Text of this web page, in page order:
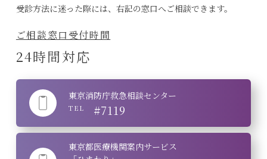
受診方法に迷った際には、右記の窓口へご相談できます。
ご相談窓口受付時間
24時間対応
東京消防庁救急相談センター
TEL #7119
東京都医療機関案内サービス